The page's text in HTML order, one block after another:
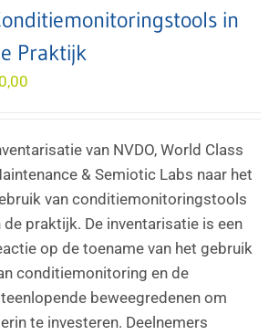
in
Praktijk
0,00
van NVDO, World Class
& Semiotic Labs naar het
van conditiemonitoringstools
de praktijk. De inventarisatie is een
op de toename van het gebruik
conditiemonitoring en de
beweegredenen om
te investeren. Deelnemers